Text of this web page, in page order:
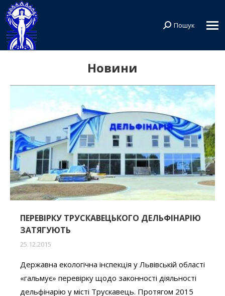
Search:
Пошук
Новини
ПЕРЕВІРКУ ТРУСКАВЕЦЬКОГО ДЕЛЬФІНАРІЮ
ЗАТЯГУЮТЬ
25.12.2015
Державна екологічна інспекція у Львівській області
«гальмує» перевірку щодо законності діяльності
дельфінарію у місті Трускавець. Протягом 2015